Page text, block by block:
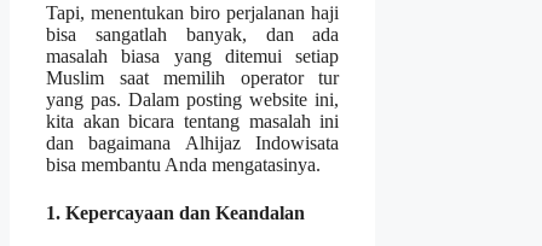
Tapi, menentukan biro perjalanan haji
bisa sangatlah banyak, dan ada
masalah biasa yang ditemui setiap
Muslim saat memilih operator tur
yang pas. Dalam posting website ini,
kita akan bicara tentang masalah ini
dan bagaimana Alhijaz Indowisata
bisa membantu Anda mengatasinya.
1. Kepercayaan dan Keandalan